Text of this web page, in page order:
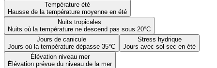
Température été
Hausse de la température moyenne en été
Nuits tropicales
Nuits où la température ne descend pas sous 20°C
Jours de canicule
Jours où la température dépasse 35°C
Stress hydrique
Jours avec sol sec en été
Élévation niveau mer
Élévation prévue du niveau de la mer